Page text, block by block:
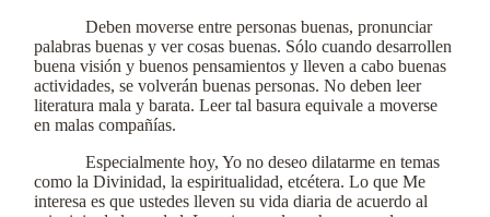
Deben moverse entre personas buenas, pronunciar
palabras buenas y ver cosas buenas. Sólo cuando desarrollen
buena visión y buenos pensamientos y lleven a cabo buenas
actividades, se volverán buenas personas. No deben leer
literatura mala y barata. Leer tal basura equivale a moverse
en malas compañías.
Especialmente hoy, Yo no deseo dilatarme en temas
como la Divinidad, la espiritualidad, etcétera. Lo que Me
interesa es que ustedes lleven su vida diaria de acuerdo al